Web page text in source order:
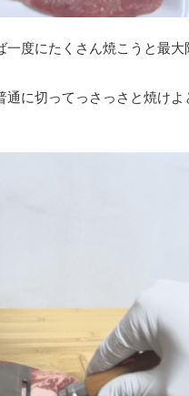
度にたくさん焼こうと最大
に切ってっさっさと焼けよ